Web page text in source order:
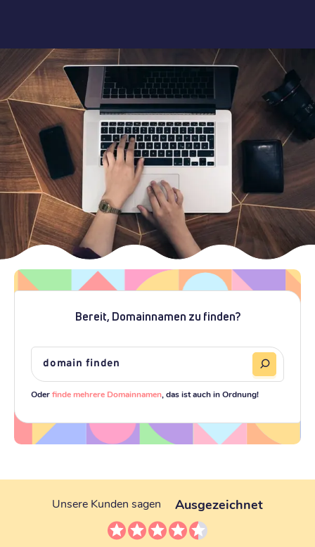
Bereit, Domainnamen zu finden?
Oderfinde mehrere Domainnamen , das ist auch in Ordnung!
Unsere Kunden sagen Ausgezeichnet